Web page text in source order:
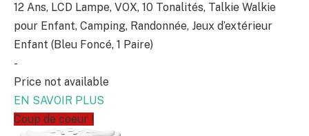
12 Ans, LCD Lampe, VOX, 10 Tonalités, Talkie Walkie
pour Enfant, Camping, Randonnée, Jeux d’extérieur
Enfant (Bleu Foncé, 1 Paire)
-
Price not available
EN SAVOIR PLUS
Coup de coeur !